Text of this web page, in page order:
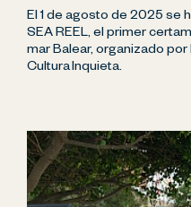
El 1 de agosto de 2025 se
SEA REEL, el primer
mar Balear, organizado
Cultura Inquieta.